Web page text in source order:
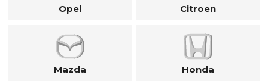
Opel Citroen
Mazda Honda